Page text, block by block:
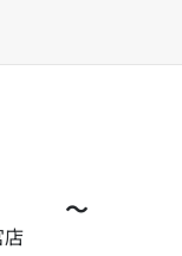
～
店